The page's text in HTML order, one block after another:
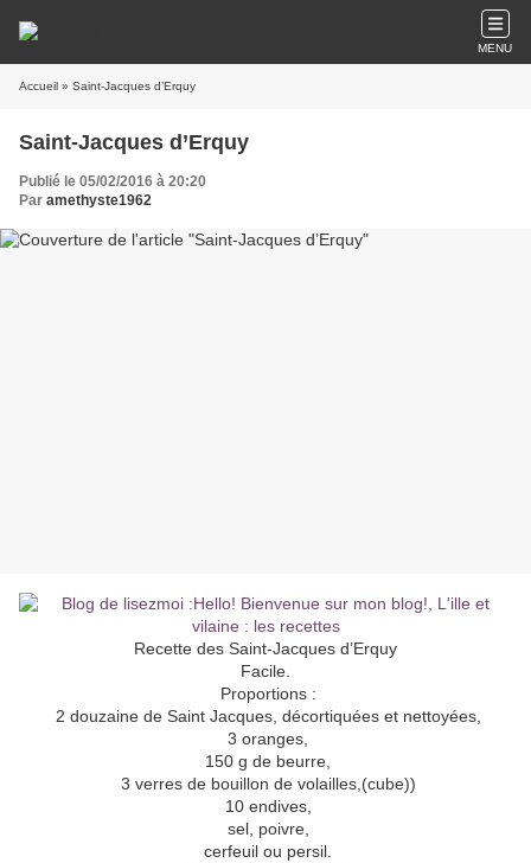
MENU
Accueil » Saint-Jacques d’Erquy
Saint-Jacques d’Erquy
Publié le 05/02/2016 à 20:20
Par amethyste1962
Recette des Saint-Jacques d’Erquy
Facile.
Proportions :
2 douzaine de Saint Jacques, décortiquées et nettoyées,
3 oranges,
150 g de beurre,
3 verres de bouillon de volailles,(cube))
10 endives,
sel, poivre,
cerfeuil ou persil.